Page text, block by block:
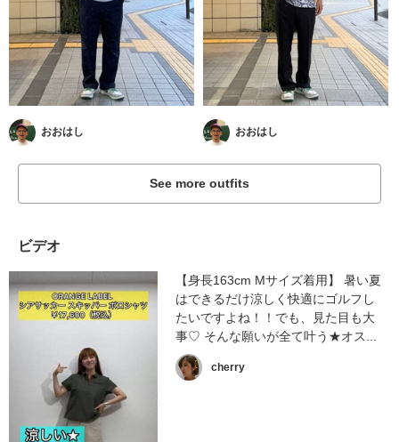
おおはし おおはし
See more outfits
ビデオ
【身長163cm Mサイズ着用】 暑い夏
はできるだけ涼しく快適にゴルフし
たいですよね！！でも、見た目も大
事♡ そんな願いが全て叶う★オス...
cherry